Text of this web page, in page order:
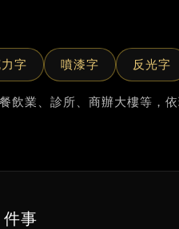
字 噴漆字 反光字
飲業、診所、商辦大樓等，
事